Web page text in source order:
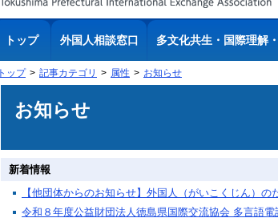
トップ 外国人相談窓口 多文化共生・国際理解
トップ 記事カテゴリ 属性 お知らせ
お知らせ
【他団体からのお知らせ】外国人（がいこくじん）
令和８年度公益財団法人徳島県国際交流協会 多言語